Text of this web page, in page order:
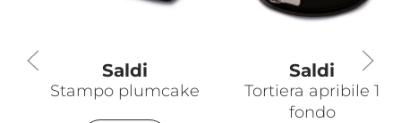
Saldi
Stampo plumcake
Saldi
Tortiera apribile 1
fondo